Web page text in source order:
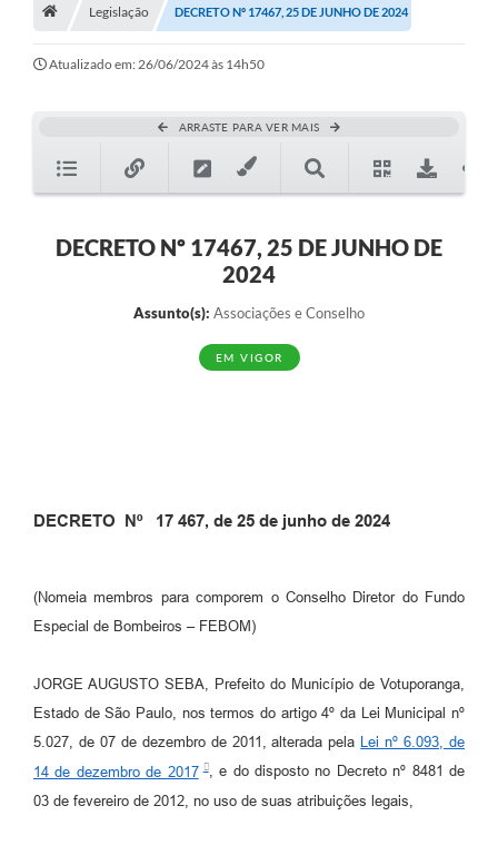
A História
Galeria de Fotos
Audiências Públicas
Links
Telefones Úteis
Emprega
Legislação DECRETO Nº 17467, 25 DE JUNHO DE 2024
Atualizado em: 26/06/2024 às 14h50
ARRASTE PARA VER MAIS
DECRETO Nº 17467, 25 DE JUNHO DE
2024
Assunto(s): Associações e Conselho
EM VIGOR
DECRETO Nº 17 467, de 25 de junho de 2024
(Nomeia membros para comporem o Conselho Diretor do Fundo
Especial de Bombeiros – FEBOM)
JORGE AUGUSTO SEBA, Prefeito do Município de Votuporanga,
Estado de São Paulo, nos termos do artigo 4º da Lei Municipal nº
5.027, de 07 de dezembro de 2011, alterada pela Lei nº 6.093, de
14 de dezembro de 2017 , e do disposto no Decreto nº 8481 de
03 de fevereiro de 2012, no uso de suas atribuições legais,